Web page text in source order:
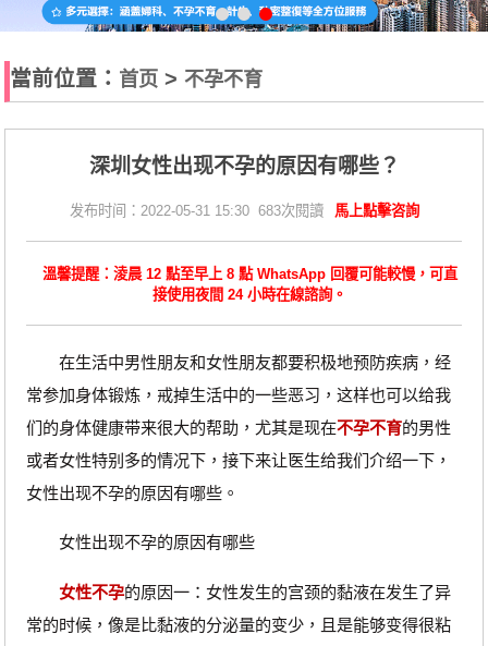
當前位置： 首页 > 不孕不育
深圳女性出现不孕的原因有哪些？
发布时间：2022-05-31 15:30 683次閱讀 馬上點擊咨詢
溫馨提醒：淩晨 12 點至早上 8 點 WhatsApp 回覆可能較慢，可直
接使用夜間 24 小時在線諮詢。
在生活中男性朋友和女性朋友都要积极地预防疾病，经
常参加身体锻炼，戒掉生活中的一些恶习，这样也可以给我
们的身体健康带来很大的帮助，尤其是现在不孕不育的男性
或者女性特别多的情况下，接下来让医生给我们介绍一下，
女性出现不孕的原因有哪些。
女性出现不孕的原因有哪些
女性不孕的原因一：女性发生的宫颈的黏液在发生了异
常的时候，像是比黏液的分泌量的变少，且是能够变得很粘